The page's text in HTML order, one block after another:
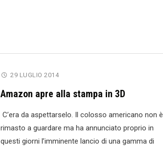
la
ricaricabile"
29 LUGLIO 2014
Amazon apre alla stampa in 3D
C’era da aspettarselo. Il colosso americano non è
rimasto a guardare ma ha annunciato proprio in
questi giorni l’imminente lancio di una gamma di